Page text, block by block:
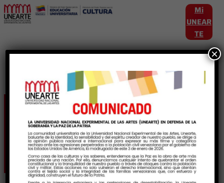
Mi
UNEAR
TE
Etiqueta:
TransformacionEducativa
×